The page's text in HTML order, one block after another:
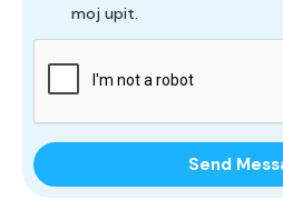
moj upit.